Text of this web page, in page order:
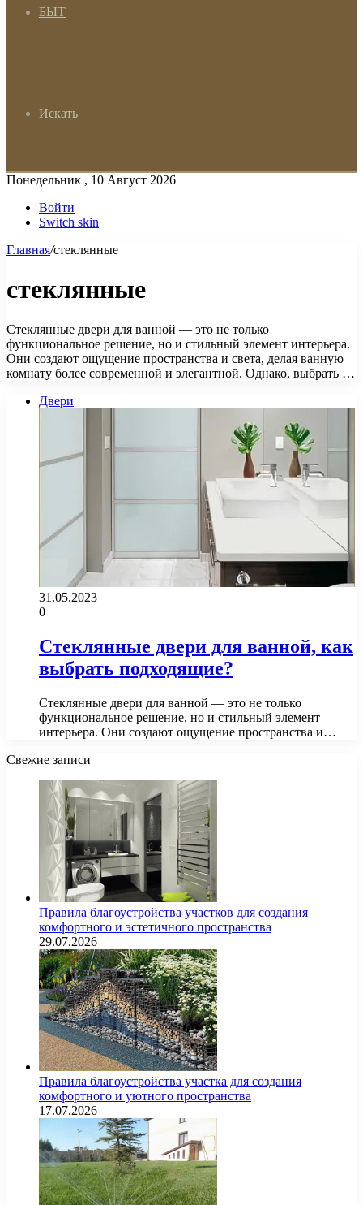
БЫТ
Искать
Понедельник , 10 Август 2026
Войти
Switch skin
Главная/стеклянные
стеклянные
Стеклянные двери для ванной — это не только
функциональное решение, но и стильный элемент интерьера.
Они создают ощущение пространства и света, делая ванную
комнату более современной и элегантной. Однако, выбрать …
Двери
31.05.2023
0
Стеклянные двери для ванной, как
выбрать подходящие?
Стеклянные двери для ванной — это не только
функциональное решение, но и стильный элемент
интерьера. Они создают ощущение пространства и…
Свежие записи
Правила благоустройства участков для создания
комфортного и эстетичного пространства
29.07.2026
Правила благоустройства участка для создания
комфортного и уютного пространства
17.07.2026